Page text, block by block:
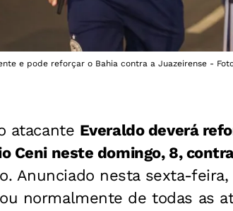
e pode reforçar o Bahia contra a Juazeirense -
atacante Everaldo deverá
Ceni neste domingo, 8,
Anunciado nesta sexta-feira,
normalmente de todas as